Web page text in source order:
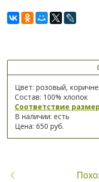
Цвет: розовый,
Состав: 100% хлопок
Соответствие
В наличии: есть
Цена: 650 руб.